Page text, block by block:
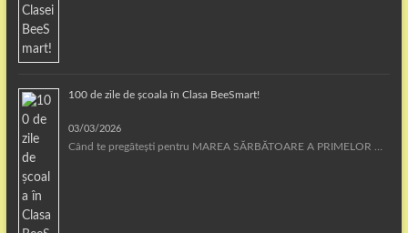
100 de zile de școala în Clasa BeeSmart!
03/03/2026
Când te pregătești pentru MAREA SĂRBĂTOARE A PRIMELOR …